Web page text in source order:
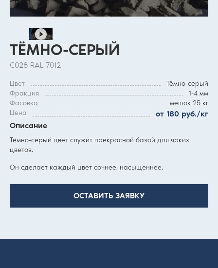
ТЁМНО-СЕРЫЙ
С028 RAL 7012
Цвет
Тёмно-серый
Фракция
1-4 мм
Фасовка
мешок 25 кг
Цена
от 180 руб./кг
Описание
Тёмно-серый цвет служит прекрасной базой для ярких
цветов.
Он сделает каждый цвет сочнее, насыщеннее.
ОСТАВИТЬ ЗАЯВКУ